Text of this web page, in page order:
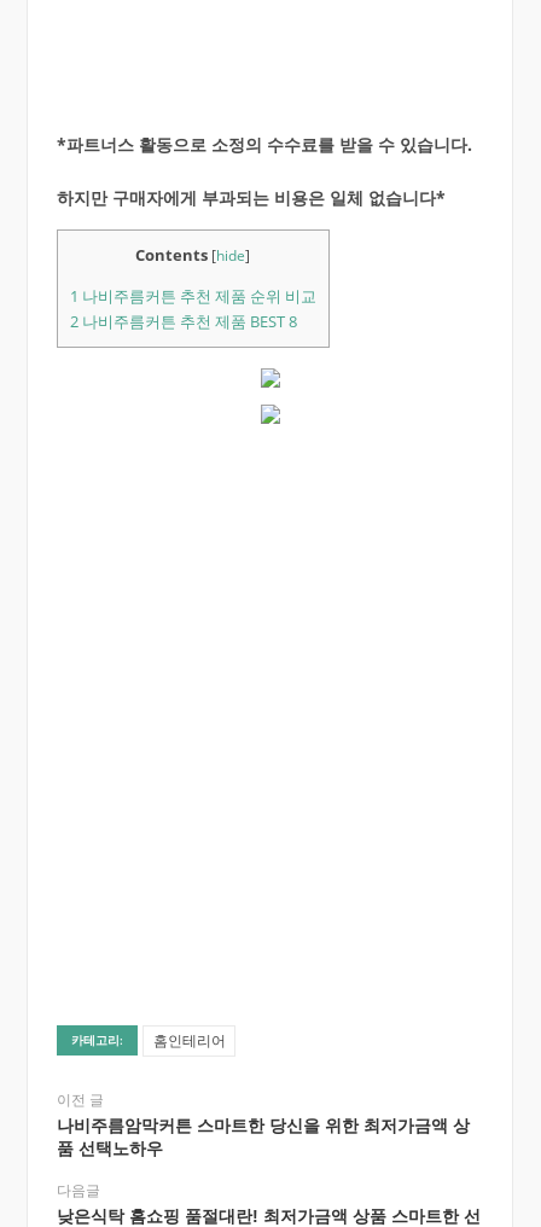
*파트너스 활동으로 소정의 수수료를 받을 수 있습니다.
하지만 구매자에게 부과되는 비용은 일체 없습니다*
Contents [hide]
1 나비주름커튼 추천 제품 순위 비교
2나비주름커튼 추천 제품 BEST 8
카테고리: 홈인테리어
이전 글
나비주름암막커튼 스마트한 당신을 위한 최저가금액 상
품 선택노하우
다음글
낮은식탁 홈쇼핑 품절대란! 최저가금액 상품 스마트한 선